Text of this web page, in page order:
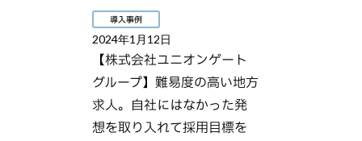
導入事例
2024年1月12日
【株式会社ユニオンゲート
グループ】難易度の高い地方
求人。自社にはなかった発
想を取り入れて採用目標を